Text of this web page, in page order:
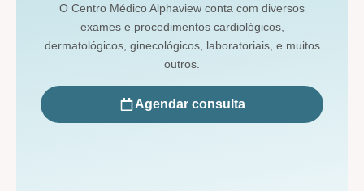
O Centro Médico Alphaview conta com diversos
exames e procedimentos cardiológicos,
dermatológicos, ginecológicos, laboratoriais, e muitos
outros.
Agendar consulta